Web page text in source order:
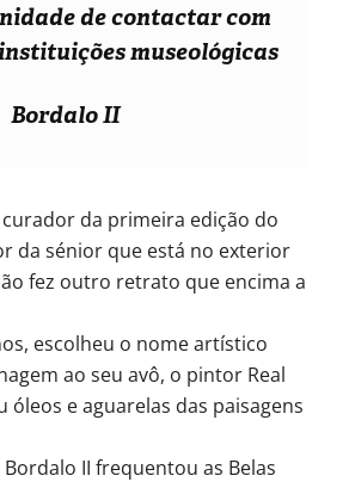
de contactar com
museológicas
Bordalo II
da primeira edição do
da sénior que está no exterior
fez outro retrato que encima a
escolheu o nome artístico
ao seu avô, o pintor Real
óleos e aguarelas das paisagens
II frequentou as Belas